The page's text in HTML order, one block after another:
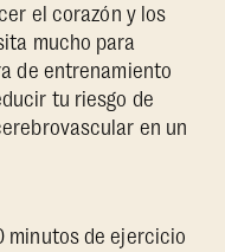
el corazón y los
mucho para
de entrenamiento
tu riesgo de
en un
minutos de ejercicio